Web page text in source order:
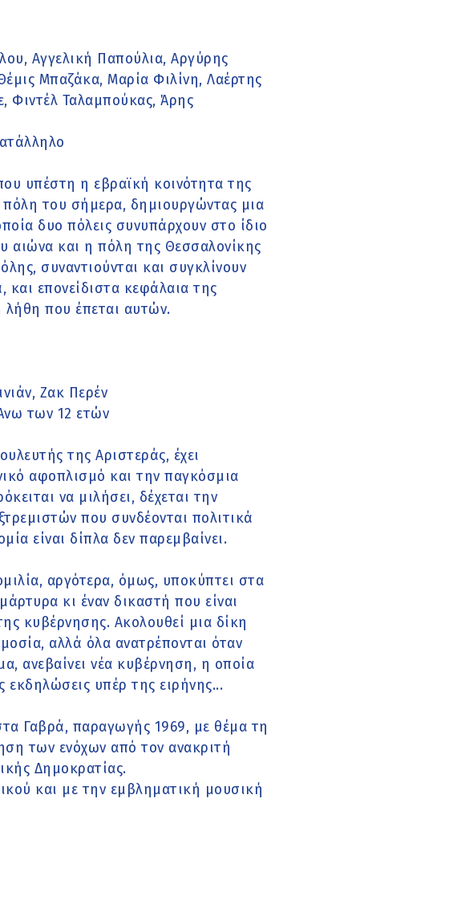
Aγγελική Παπούλια, Αργύρης
Μπαζάκα, Μαρία Φιλίνη, Λαέρτης
Φιντέλ Ταλαμπούκας, Άρης
υπέστη η εβραϊκή κοινότητα της
του σήμερα, δημιουργώντας μια
δυο πόλεις συνυπάρχουν στο ίδιο
αιώνα και η πόλη της Θεσσαλονίκης
συναντιούνται και συγκλίνουν
επονείδιστα κεφάλαια της
λήθη που έπεται αυτών.
Ζακ Περέν
των 12 ετών
της Αριστεράς, έχει
αφοπλισμό και την παγκόσμια
να μιλήσει, δέχεται την
που συνδέονται πολιτικά
είναι δίπλα δεν παρεμβαίνει.
αργότερα, όμως, υποκύπτει στα
κι έναν δικαστή που είναι
κυβέρνησης. Ακολουθεί μια δίκη
αλλά όλα ανατρέπονται όταν
ανεβαίνει νέα κυβέρνηση, η οποία
εκδηλώσεις υπέρ της ειρήνης...
Γαβρά, παραγωγής 1969, με θέμα τη
των ενόχων από τον ανακριτή
Δημοκρατίας.
και με την εμβληματική μουσική